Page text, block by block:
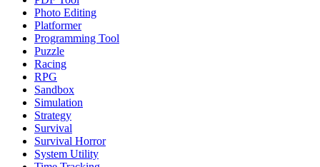
Photo Editing
Platformer
Programming Tool
Puzzle
Racing
RPG
Sandbox
Simulation
Strategy
Survival
Survival Horror
System Utility